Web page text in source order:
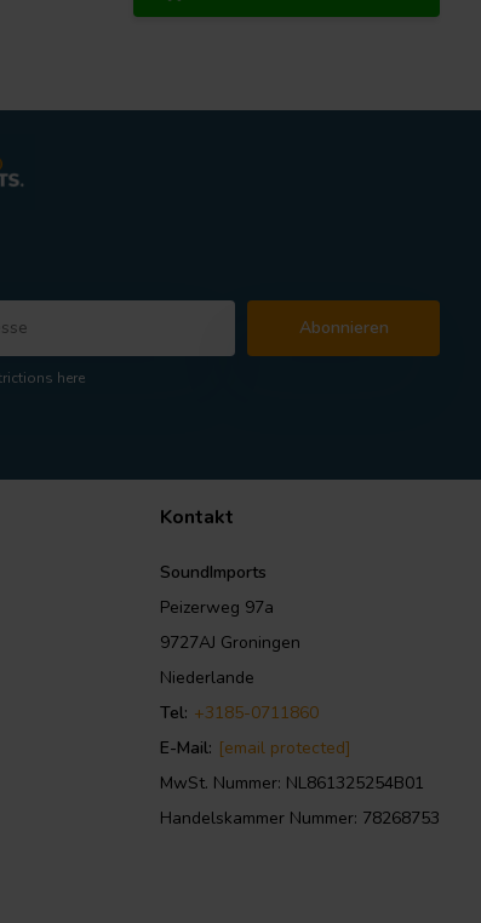
Abonnieren
here
Kontakt
SoundImports
Peizerweg 97a
9727AJ Groningen
Niederlande
Tel: +3185-0711860
E-Mail: [email protected]
MwSt. Nummer: NL861325254B01
Handelskammer Nummer: 78268753